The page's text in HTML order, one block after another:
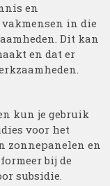
en
in die
Dit kan
en dat er
kun je gebruik
voor het
zonnepanelen en
bij de
subsidie.